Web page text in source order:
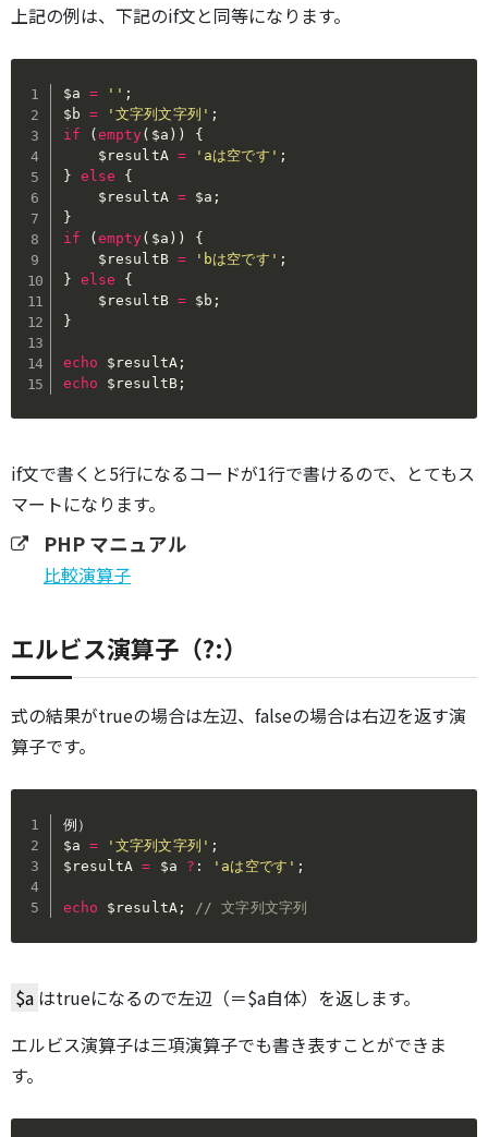
上記の例は、下記のif文と同等になります。
$a = '' ;
$b = '文字列文字列' ;
if
( empty( $a ) )
{
$resultA = 'aは空です' ;
} else
{
$resultA = $a ;
}
if
( empty( $a ) )
{
$resultB = 'bは空です' ;
} else
{
$resultB = $b ;
}
echo $resultA;
echo
$resultB;
if文で書くと5行になるコードが1行で書けるので、とてもス
マートになります。
PHP マニュアル
比較演算子
エルビス演算子（?:）
式の結果がtrueの場合は左辺、falseの場合は右辺を返す演
算子です。
$a = '文字列文字列' ;
$resultA
= $a ? : 'aは空です' ;
echo $resultA ; // 文字列文字列
$a はtrueになるので左辺（＝$a自体）を返します。
エルビス演算子は三項演算子でも書き表すことができま
す。